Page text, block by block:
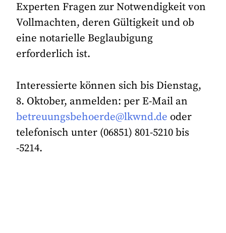
Experten Fragen zur Notwendigkeit von
Vollmachten, deren Gültigkeit und ob
eine notarielle Beglaubigung
erforderlich ist.
Interessierte können sich bis Dienstag,
8. Oktober, anmelden: per E-Mail an
betreuungsbehoerde@lkwnd.de oder
telefonisch unter (06851) 801-5210 bis
-5214.